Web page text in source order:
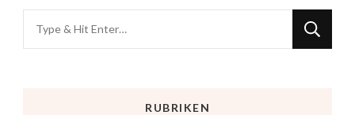
RUBRIKEN